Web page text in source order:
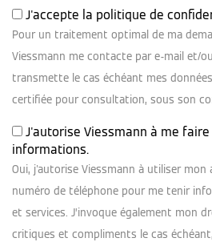
J'accepte la politique de
Pour un traitement optimal de ma
Viessmann me contacte par e-mail et/
transmette le cas échéant mes
certifiée pour consultation, sous son
J'autorise Viessmann à me
informations.
Oui, j'autorise Viessmann à utiliser mon
numéro de téléphone pour me tenir
et services. J’invoque également mon
critiques et compliments le cas